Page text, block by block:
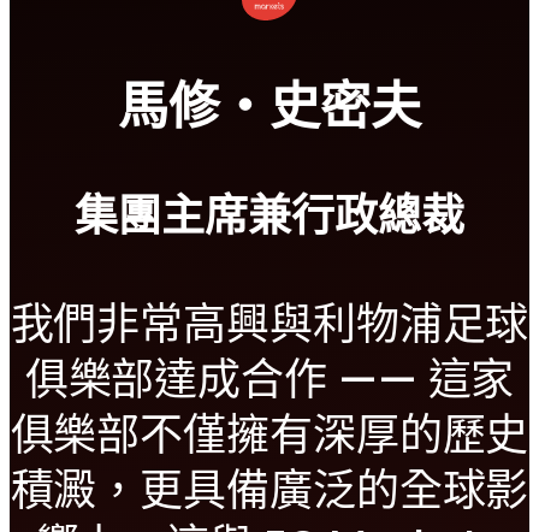
馬修・史密夫
集團主席兼行政總裁
我們非常高興與利物浦足球
俱樂部達成合作 —— 這家
俱樂部不僅擁有深厚的歷史
積澱，更具備廣泛的全球影